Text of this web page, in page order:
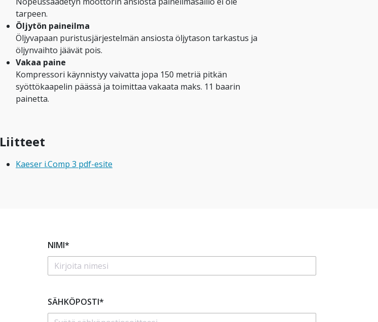
tarpeen.
Öljytön paineilma
Öljyvapaan puristusjärjestelmän ansiosta öljytason tarkastus ja
öljynvaihto jäävät pois.
Vakaa paine
Kompressori käynnistyy vaivatta jopa 150 metriä pitkän
syöttökaapelin päässä ja toimittaa vakaata maks. 11 baarin
painetta.
Liitteet
Kaeser i.Comp 3 pdf-esite
NIMI*
SÄHKÖPOSTI*